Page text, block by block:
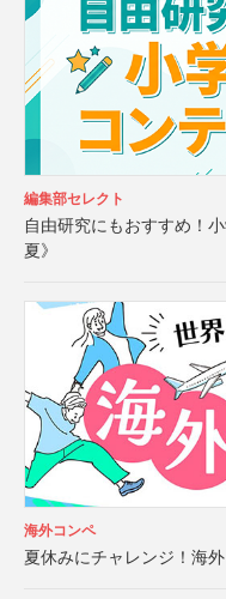
編集部セレクト
自由研究にもおすすめ！
夏》
海外コンペ
夏休みにチャレンジ！海